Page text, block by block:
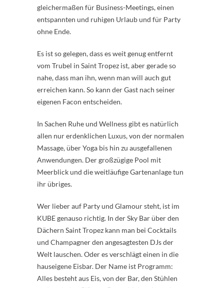
gleichermaßen für Business-Meetings, einen
entspannten und ruhigen Urlaub und für Party
ohne Ende.
Es ist so gelegen, dass es weit genug entfernt
vom Trubel in Saint Tropez ist, aber gerade so
nahe, dass man ihn, wenn man will auch gut
erreichen kann. So kann der Gast nach seiner
eigenen Facon entscheiden.
In Sachen Ruhe und Wellness gibt es natürlich
allen nur erdenklichen Luxus, von der normalen
Massage, über Yoga bis hin zu ausgefallenen
Anwendungen. Der großzügige Pool mit
Meerblick und die weitläufige Gartenanlage tun
ihr übriges.
Wer lieber auf Party und Glamour steht, ist im
KUBE genauso richtig. In der Sky Bar über den
Dächern Saint Tropez kann man bei Cocktails
und Champagner den angesagtesten DJs der
Welt lauschen. Oder es verschlägt einen in die
hauseigene Eisbar. Der Name ist Programm:
Alles besteht aus Eis, von der Bar, den Stühlen